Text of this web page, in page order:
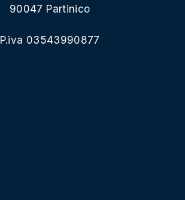
90047 Partinico
P.iva 03543990877